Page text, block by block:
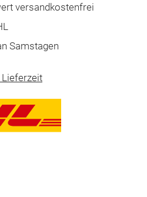
versandkostenfrei
Samstagen
Lieferzeit